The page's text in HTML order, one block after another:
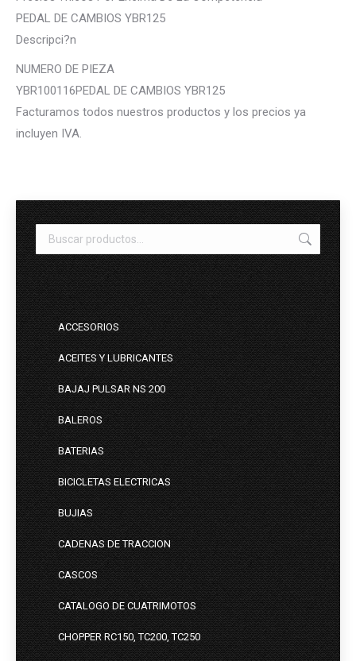
PEDAL DE CAMBIOS YBR125
Descripci?n
NUMERO DE PIEZA
YBR100116PEDAL DE CAMBIOS YBR125
Facturamos todos nuestros productos y los precios ya
incluyen IVA.
ACCESORIOS
ACEITES Y LUBRICANTES
BAJAJ PULSAR NS 200
BALEROS
BATERIAS
BICICLETAS ELECTRICAS
BUJIAS
CADENAS DE TRACCION
CASCOS
CATALOGO DE CUATRIMOTOS
CHOPPER RC150, TC200, TC250